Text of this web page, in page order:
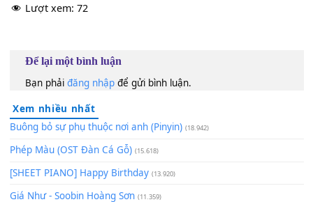
na ke zhi[Am]re de yanhuo
na ke zhi[Am]re de yanhuo
[G]yizhi shi[Fm]ni wei wo..
60
Lượt xem: 72